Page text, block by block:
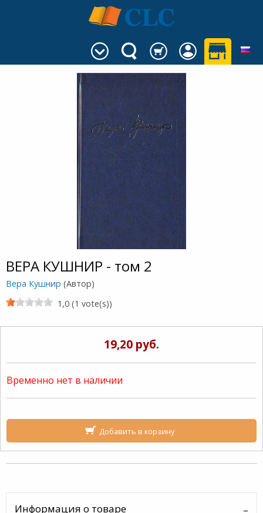
ВЕРА КУШНИР - том 2
Вера Кушнир (Автор)
1,0 (1 vote(s))
19,20 руб.
Временно нет в наличии
Добавить в корзину
Информация о товаре